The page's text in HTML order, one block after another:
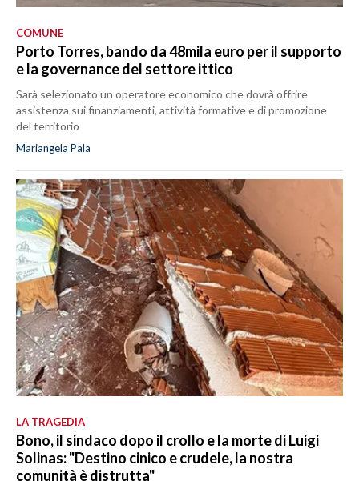
COMUNE
Porto Torres, bando da 48mila euro per il supporto
e la governance del settore ittico
Sarà selezionato un operatore economico che dovrà offrire
assistenza sui finanziamenti, attività formative e di promozione
del territorio
Mariangela Pala
LA TRAGEDIA
Bono, il sindaco dopo il crollo e la morte di Luigi
Solinas: "Destino cinico e crudele, la nostra
comunità è distrutta"